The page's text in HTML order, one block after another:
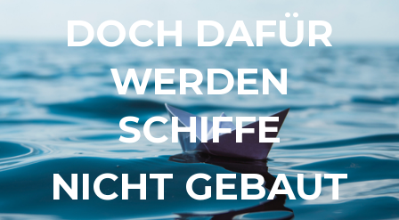
DOCH DAFÜR
WERDEN
SCHIFFE
NICHT GEBAUT